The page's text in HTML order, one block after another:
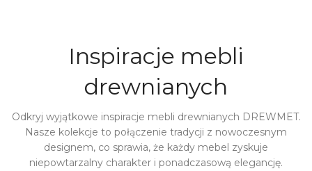
Inspiracje mebli
drewnianych
Odkryj wyjątkowe inspiracje mebli drewnianych DREWMET.
Nasze kolekcje to połączenie tradycji z nowoczesnym
designem, co sprawia, że każdy mebel zyskuje
niepowtarzalny charakter i ponadczasową elegancję.